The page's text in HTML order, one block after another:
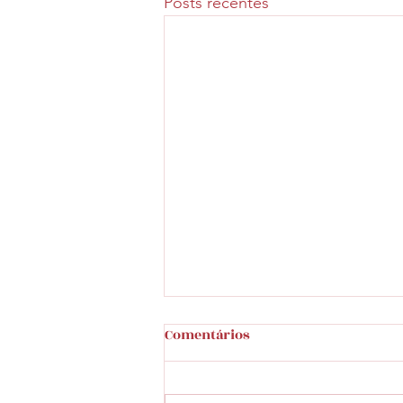
FESTIVAL ITALIANO DE
Comentários